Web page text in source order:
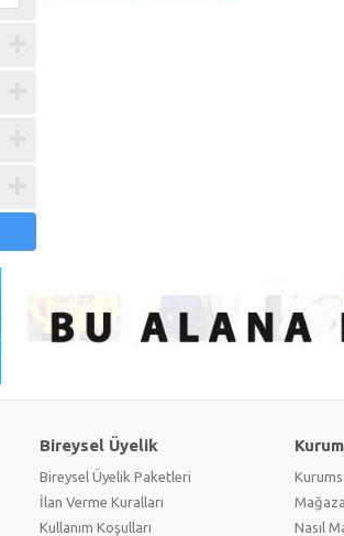
Bireysel Üyelik
Bireysel Üyelik Paketleri
İlan Verme Kuralları
Kullanım Koşulları
Nasıl